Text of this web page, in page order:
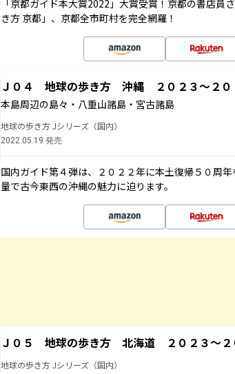
「京都ガイド本大賞2022」大賞受賞！京都の書店員
き方 京都」、京都全市町村を完全網羅！
Ｊ０４ 地球の歩き方 沖縄 ２０２３～２
本島周辺の島々・八重山諸島・宮古諸島
地球の歩き方 Jシリーズ（国内）
2022.05.19 発売
国内ガイド第４弾は、２０２２年に本土復帰５０周
量で古今東西の沖縄の魅力に迫ります。
Ｊ０５ 地球の歩き方 北海道 ２０２３～２
地球の歩き方 Jシリーズ（国内）